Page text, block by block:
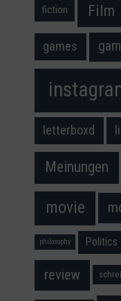
fiction Film
games
letterboxd
Meinungen
movie
philosophy Politics
review